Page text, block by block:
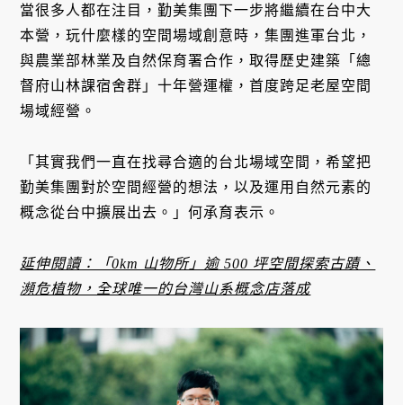
當很多人都在注目，勤美集團下一步將繼續在台中大
本營，玩什麼樣的空間場域創意時，集團進軍台北，
與農業部林業及自然保育署合作，取得歷史建築「總
督府山林課宿舍群」十年營運權，首度跨足老屋空間
場域經營。
「其實我們一直在找尋合適的台北場域空間，希望把
勤美集團對於空間經營的想法，以及運用自然元素的
概念從台中擴展出去。」何承育表示。
延伸閱讀：「0km 山物所」逾 500 坪空間探索古蹟、
瀕危植物，全球唯一的台灣山系概念店落成